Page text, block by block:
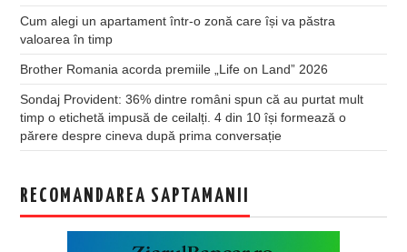
Cum alegi un apartament într-o zonă care își va păstra
valoarea în timp
Brother Romania acorda premiile „Life on Land” 2026
Sondaj Provident: 36% dintre români spun că au purtat mult
timp o etichetă impusă de ceilalți. 4 din 10 își formează o
părere despre cineva după prima conversație
RECOMANDAREA SAPTAMANII